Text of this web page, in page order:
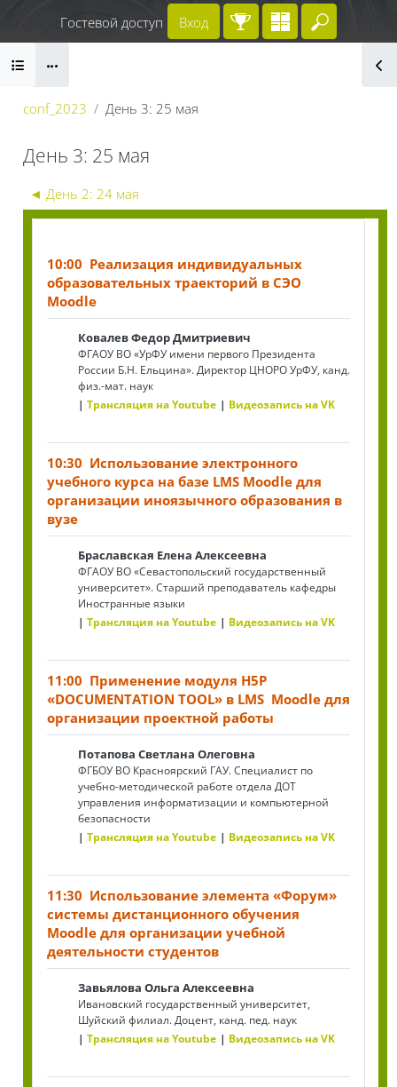
Перейти к основному содержанию
Введите
Гостевой доступ Вход
Блоки
conf_2023 День 3: 25 мая
День 3: 25 мая
Блоки
Секция: День 3: 25 мая | II
◄ День 2: 24 мая
10:00 Реализация индивидуальных
образовательных траекторий в СЭО
Moodle
Ковалев Федор Дмитриевич
ФГАОУ ВО «УрФУ имени первого Президента
России Б.Н. Ельцина». Директор ЦНОРО УрФУ, канд.
физ.-мат. наук
Трансляция на Youtube
Видеозапись на VK
10:30 Использование электронного
учебного курса на базе LMS Moodle для
организации иноязычного образования в
вузе
Браславская Елена Алексеевна
ФГАОУ ВО «Севастопольский государственный
университет». Старший преподаватель кафедры
Иностранные языки
Трансляция на Youtube
Видеозапись на VK
11:00 Применение модуля H5P
«DOCUMENTATION TOOL» в LMS Moodle для
организации проектной работы
Потапова Светлана Олеговна
ФГБОУ ВО Красноярский ГАУ. Специалист по
учебно-методической работе отдела ДОТ
управления информатизации и компьютерной
безопасности
Трансляция на Youtube
Видеозапись на VK
11:30 Использование элемента «Форум»
системы дистанционного обучения
Moodle для организации учебной
деятельности студентов
Завьялова Ольга Алексеевна
Ивановский государственный университет,
Шуйский филиал. Доцент, канд. пед. наук
Трансляция на Youtube
Видеозапись на VK